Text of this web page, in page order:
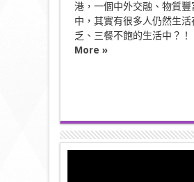
港，一個中外交融、物質豐
中，其實有很多人仍然生活
乏、三餐不飽的生活中？！
More »